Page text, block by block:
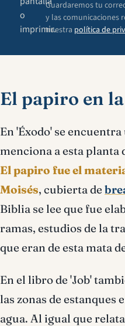
o
imprimir.
Guardaremos tu
y las comunicaciones
nuestra política de
El papiro en
En 'Éxodo' se
menciona a esta planta
El papiro fue el
Moisés, cubierta de
Biblia se lee que fue
ramas, estudios de la
que eran de esta mata
En el libro de 'Job'
las zonas de estanques
agua. Al igual que